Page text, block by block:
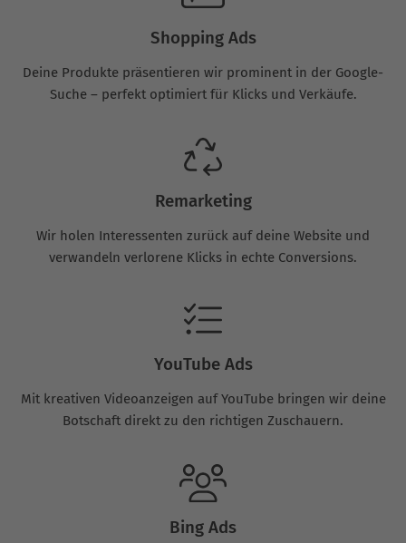
Shopping Ads
Deine Produkte präsentieren wir prominent in der Google-
Suche – perfekt optimiert für Klicks und Verkäufe.
Remarketing
Wir holen Interessenten zurück auf deine Website und
verwandeln verlorene Klicks in echte Conversions.
YouTube Ads
Mit kreativen Videoanzeigen auf YouTube bringen wir deine
Botschaft direkt zu den richtigen Zuschauern.
Bing Ads